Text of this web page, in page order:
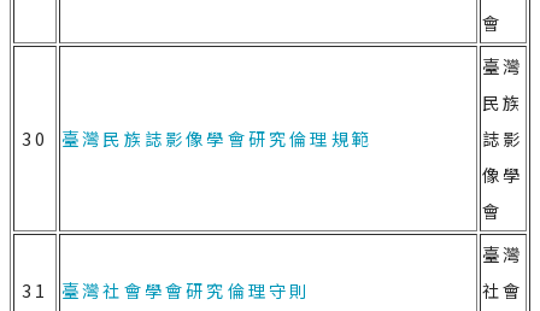
會
30 臺灣民族誌影像學會研究倫理規範
臺灣
民族
誌影
像學
會
31 臺灣社會學會研究倫理守則
臺灣
社會